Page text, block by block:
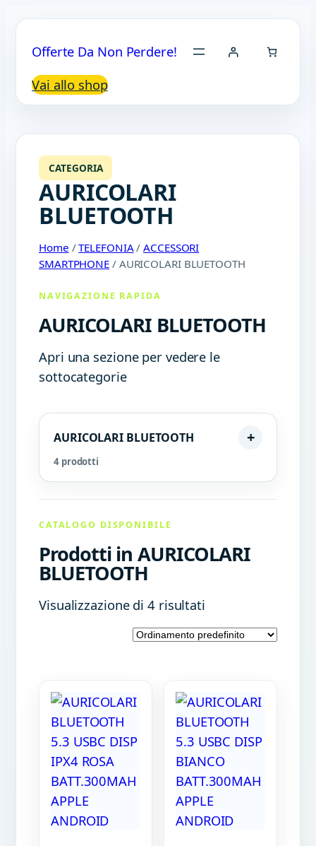
Offerte Da Non Perdere!
Vai allo shop
CATEGORIA
AURICOLARI
BLUETOOTH
Home /TELEFONIA/ACCESSORI
SMARTPHONE / AURICOLARI BLUETOOTH
NAVIGAZIONE RAPIDA
AURICOLARI BLUETOOTH
Apri una sezione per vedere le
sottocategorie
AURICOLARI BLUETOOTH
4 prodotti
CATALOGO DISPONIBILE
Prodotti in AURICOLARI
BLUETOOTH
Visualizzazione di 4 risultati